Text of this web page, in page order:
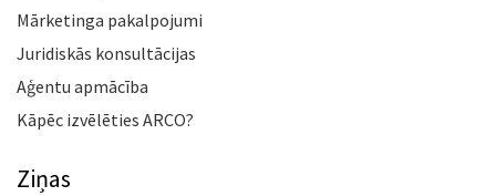
Mārketinga pakalpojumi
Juridiskās konsultācijas
Aģentu apmācība
Kāpēc izvēlēties ARCO?
Ziņas